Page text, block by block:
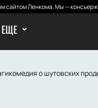
сайтом Ленкома. Мы —
ЕЩЕ
о шутовских